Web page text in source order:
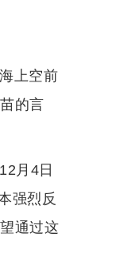
上空前
的言
月4日
强烈反
通过这